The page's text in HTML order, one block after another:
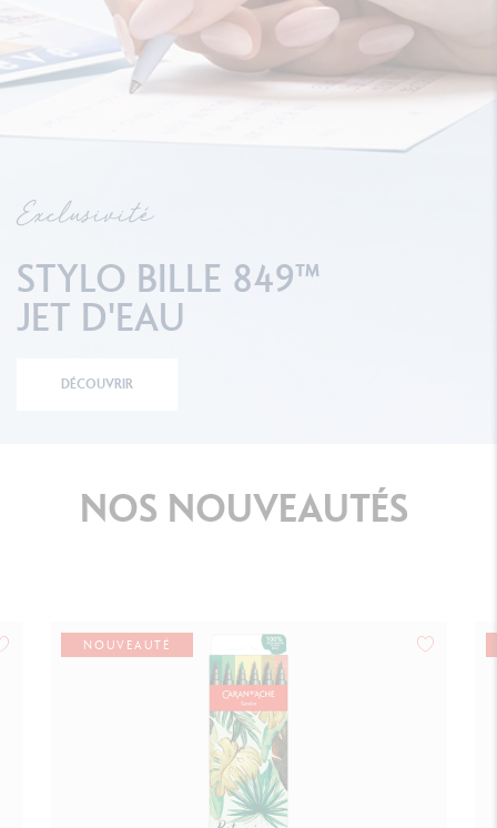
Exclusivité
STYLO BILLE 849™
JET D'EAU
DÉCOUVRIR
NOS NOUVEAUTÉS
NOUVEAUTÉ